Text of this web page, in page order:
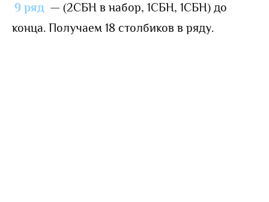
9 ряд — (2СБН в набор, 1СБН, 1СБН) до
конца. Получаем 18 столбиков в ряду.